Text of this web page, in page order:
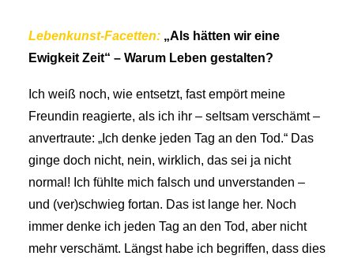
Lebenkunst-Facetten: „Als hätten wir eine
Ewigkeit Zeit“ – Warum Leben gestalten?
Ich weiß noch, wie entsetzt, fast empört meine
Freundin reagierte, als ich ihr – seltsam verschämt –
anvertraute: „Ich denke jeden Tag an den Tod.“ Das
ginge doch nicht, nein, wirklich, das sei ja nicht
normal! Ich fühlte mich falsch und unverstanden –
und (ver)schwieg fortan. Das ist lange her. Noch
immer denke ich jeden Tag an den Tod, aber nicht
mehr verschämt. Längst habe ich begriffen, dass dies